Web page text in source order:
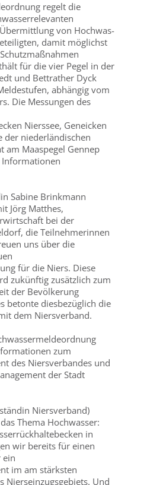
regelt die
von Hochwas­
damit möglichst
für die vier Pegel in der
und Bettrather Dyck
abhängig vom
Die Messungen des
Nierssee, Geneicken
der niederländischen
am Maaspegel Gennep
Informationen
Sabine Brinkmann
Jörg Matthes,
bei der
die Teilnehmerinnen
uns über die
für die Niers. Diese
zukünftig zusätzlich zum
der Bevölkerung
betonte diesbe­züglich die
dem Niersverband.
zum
des Niersverbandes und
der Stadt
Niersverband)
Thema Hochwasser:
in
wir bereits für einen
ein
im am stärksten
Nierseinzugsgebiets. Und